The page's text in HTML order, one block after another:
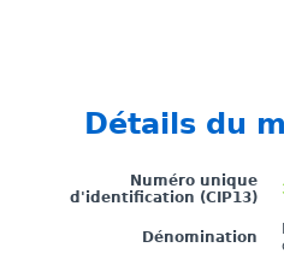
Détails du
Numéro unique
d'identification (CIP13)
Dénomination